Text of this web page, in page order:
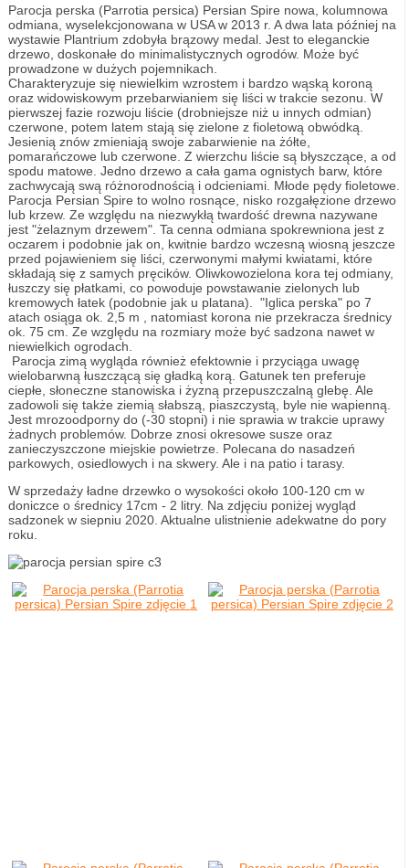
Parocja perska (Parrotia persica) Persian Spire nowa, kolumnowa
odmiana, wyselekcjonowana w USA w 2013 r. A dwa lata później na
wystawie Plantrium zdobyła brązowy medal. Jest to eleganckie
drzewo, doskonałe do minimalistycznych ogrodów. Może być
prowadzone w dużych pojemnikach.
Charakteryzuje się niewielkim wzrostem i bardzo wąską koroną
oraz widowiskowym przebarwianiem się liści w trakcie sezonu. W
pierwszej fazie rozwoju liście (drobniejsze niż u innych odmian)
czerwone, potem latem stają się zielone z fioletową obwódką.
Jesienią znów zmieniają swoje zabarwienie na żółte,
pomarańczowe lub czerwone. Z wierzchu liście są błyszczące, a od
spodu matowe. Jedno drzewo a cała gama ognistych barw, które
zachwycają swą różnorodnością i odcieniami. Młode pędy fioletowe.
Parocja Persian Spire to wolno rosnące, nisko rozgałęzione drzewo
lub krzew. Ze względu na niezwykłą twardość drewna nazywane
jest "żelaznym drzewem". Ta cenna odmiana spokrewniona jest z
oczarem i podobnie jak on, kwitnie bardzo wczesną wiosną jeszcze
przed pojawieniem się liści, czerwonymi małymi kwiatami, które
składają się z samych pręcików. Oliwkowozielona kora tej odmiany,
łuszczy się płatkami, co powoduje powstawanie zielonych lub
kremowych łatek (podobnie jak u platana). "Iglica perska" po 7
atach osiąga ok. 2,5 m , natomiast korona nie przekracza średnicy
ok. 75 cm. Ze względu na rozmiary może być sadzona nawet w
niewielkich ogrodach.
Parocja zimą wygląda również efektownie i przyciąga uwagę
wielobarwną łuszczącą się gładką korą. Gatunek ten preferuje
ciepłe, słoneczne stanowiska i żyzną przepuszczalną glebę. Ale
zadowoli się także ziemią słabszą, piaszczystą, byle nie wapienną.
Jest mrozoodporny do (-30 stopni) i nie sprawia w trakcie uprawy
żadnych problemów. Dobrze znosi okresowe susze oraz
zanieczyszczone miejskie powietrze. Polecana do nasadzeń
parkowych, osiedlowych i na skwery. Ale i na patio i tarasy.
W sprzedaży ładne drzewko o wysokości około 100-120 cm w
doniczce o średnicy 17cm - 2 litry. Na zdjęciu poniżej wygląd
sadzonek w siepniu 2020. Aktualne ulistnienie adekwatne do pory
roku.